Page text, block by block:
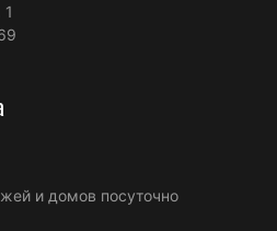
и домов посуточно